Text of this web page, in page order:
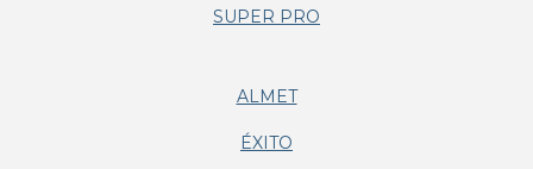
SUPER PRO
ALMET
ÉXITO